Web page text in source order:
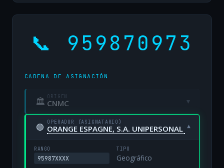
📞 959870973
CADENA DE ASIGNACIÓN
🏛 ORIGEN
CNMC ▾
🟢 OPERADOR (ASIGNATARIO)
ORANGE ESPAGNE, S.A. UNIPERSONAL ▾
RANGO
95987XXXX
TIPO
Geográfico